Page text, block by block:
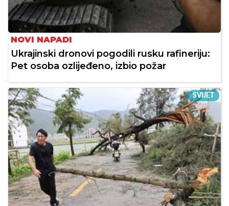
NOVI NAPADI
Ukrajinski dronovi pogodili rusku rafineriju:
Pet osoba ozlijeđeno, izbio požar
SVIJET